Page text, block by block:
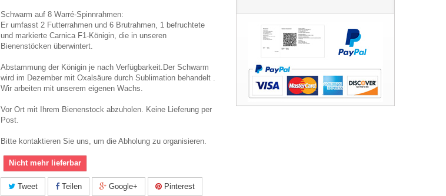
Schwarm auf 8 Warré-Spinnrahmen:
Er umfasst 2 Futterrahmen und 6 Brutrahmen, 1 befruchtete
und markierte Carnica F1-Königin, die in unseren
Bienenstöcken überwintert.
Abstammung der Königin je nach Verfügbarkeit.Der Schwarm
wird im Dezember mit Oxalsäure durch Sublimation behandelt .
Wir arbeiten mit unserem eigenen Wachs.
Vor Ort mit Ihrem Bienenstock abzuholen. Keine Lieferung per
Post.
Bitte kontaktieren Sie uns, um die Abholung zu organisieren.
Nicht mehr lieferbar
Tweet Teilen Google+ Pinterest